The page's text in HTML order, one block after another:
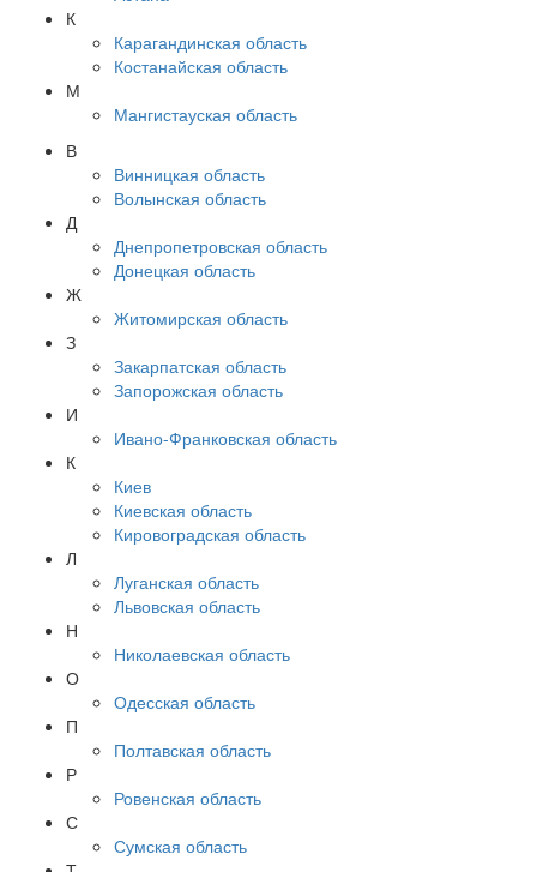
К
Карагандинская область
Костанайская область
М
Мангистауская область
В
Винницкая область
Волынская область
Д
Днепропетровская область
Донецкая область
Ж
Житомирская область
З
Закарпатская область
Запорожская область
И
Ивано-Франковская область
К
Киев
Киевская область
Кировоградская область
Л
Луганская область
Львовская область
Н
Николаевская область
О
Одесская область
П
Полтавская область
Р
Ровенская область
С
Сумская область